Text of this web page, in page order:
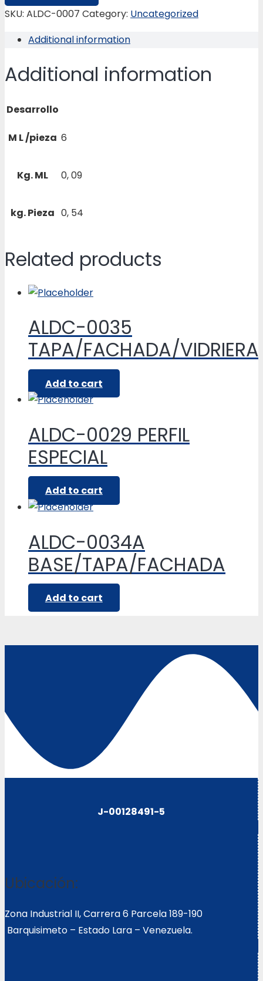
CERAMICO
SKU: ALDC-0007 Category: Uncategorized
Additional information
Additional information
Desarrollo
M L /pieza 6
Kg. ML 0, 09
kg. Pieza 0, 54
Related products
ALDC-0035
TAPA/FACHADA/VIDRIERA
Add to cart
ALDC-0029 PERFIL
ESPECIAL
Add to cart
ALDC-0034A
BASE/TAPA/FACHADA
Add to cart
J-00128491-5
Ubicación:
Zona Industrial II, Carrera 6 Parcela 189-190
Barquisimeto – Estado Lara – Venezuela.